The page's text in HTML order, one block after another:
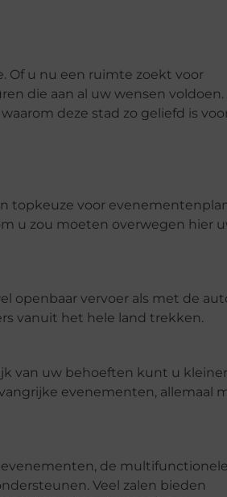
Of u nu een ruimte zoekt voor
die aan al uw wensen voldoen.
deze stad zo geliefd is
topkeuze voor
u zou moeten overwegen hier
openbaar vervoer als met de
vanuit het hele land trekken.
van uw behoeften kunt u
evenementen, allemaal
de
Veel zalen bieden